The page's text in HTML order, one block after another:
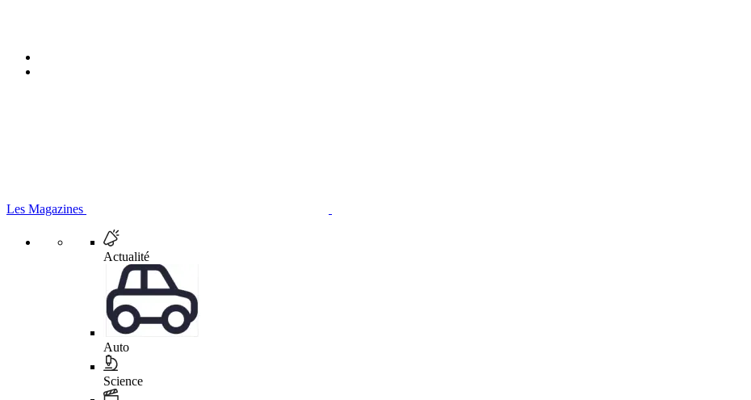
Les Magazines
Actualité
Auto
Science